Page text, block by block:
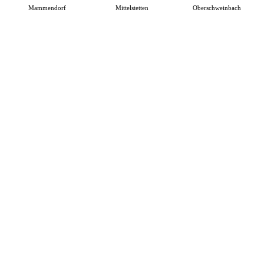
Mammendorf Mittelstetten Oberschweinbach